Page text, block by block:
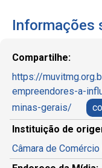
Informações
Compartilhe:
https://
empreendores-a-
minas-gerais/
Instituição de
Câmara de